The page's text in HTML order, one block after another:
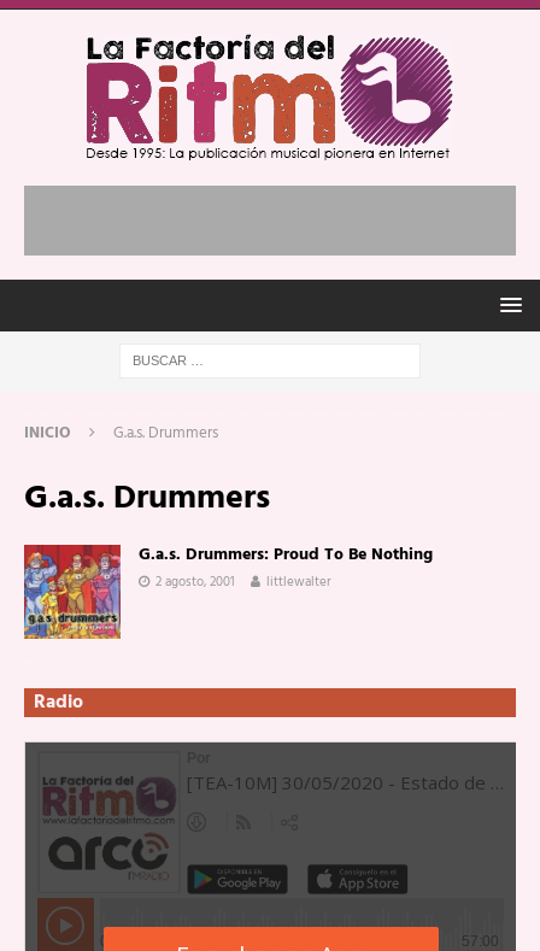
INICIO G.a.s. Drummers
G.a.s. Drummers
G.a.s. Drummers: Proud To Be Nothing
2 agosto, 2001 littlewalter
Radio